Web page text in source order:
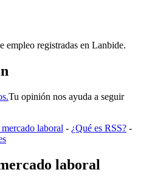
empleo registradas en Lanbide.
Tu opinión nos ayuda a seguir
laboral - ¿Qué es RSS? -
laboral